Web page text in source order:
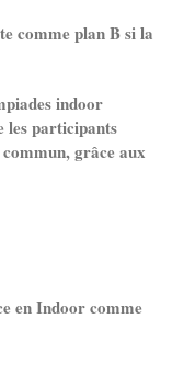
comme plan B si la
indoor
les participants
grâce aux
en Indoor comme